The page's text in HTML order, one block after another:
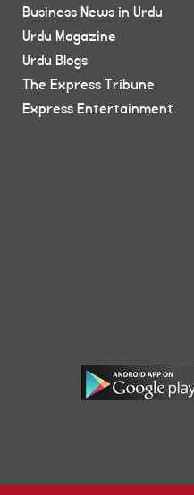
Business News in Urdu
Urdu Magazine
Urdu Blogs
The Express Tribune
Express Entertainment